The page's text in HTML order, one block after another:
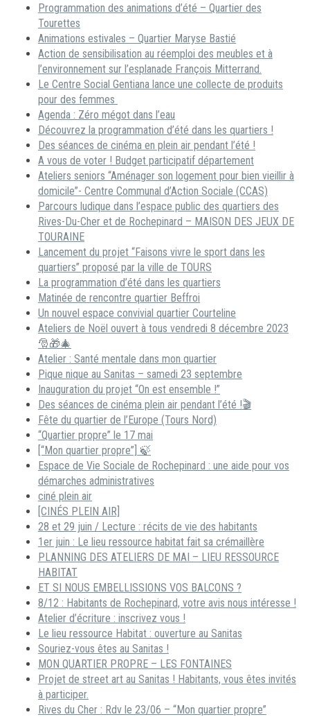
Programmation des animations d’été – Quartier des
Tourettes
Animations estivales – Quartier Maryse Bastié
Action de sensibilisation au réemploi des meubles et à
l’environnement sur l’esplanade François Mitterrand.
Le Centre Social Gentiana lance une collecte de produits
pour des femmes
Agenda : Zéro mégot dans l’eau
Découvrez la programmation d’été dans les quartiers !
Des séances de cinéma en plein air pendant l’été !
A vous de voter ! Budget participatif département
Ateliers seniors “Aménager son logement pour bien vieillir à
domicile”- Centre Communal d’Action Sociale (CCAS)
Parcours ludique dans l’espace public des quartiers des
Rives-Du-Cher et de Rochepinard – MAISON DES JEUX DE
TOURAINE
Lancement du projet “Faisons vivre le sport dans les
quartiers” proposé par la ville de TOURS
La programmation d’été dans les quartiers
Matinée de rencontre quartier Beffroi
Un nouvel espace convivial quartier Courteline
Ateliers de Noël ouvert à tous vendredi 8 décembre 2023
🎅🎁🎄
Atelier : Santé mentale dans mon quartier
Pique nique au Sanitas – samedi 23 septembre
Inauguration du projet “On est ensemble !”
Des séances de cinéma plein air pendant l’été !🎬
Fête du quartier de l’Europe (Tours Nord)
“Quartier propre” le 17 mai
[“Mon quartier propre”] 🍃
Espace de Vie Sociale de Rochepinard : une aide pour vos
démarches administratives
ciné plein air
[CINÉS PLEIN AIR]
28 et 29 juin / Lecture : récits de vie des habitants
1er juin : Le lieu ressource habitat fait sa crémaillère
PLANNING DES ATELIERS DE MAI – LIEU RESSOURCE
HABITAT
ET SI NOUS EMBELLISSIONS VOS BALCONS ?
8/12 : Habitants de Rochepinard, votre avis nous intéresse !
Atelier d’écriture : inscrivez vous !
Le lieu ressource Habitat : ouverture au Sanitas
Souriez-vous êtes au Sanitas !
MON QUARTIER PROPRE – LES FONTAINES
Projet de street art au Sanitas ! Habitants, vous êtes invités
à participer.
Rives du Cher : Rdv le 23/06 – “Mon quartier propre”